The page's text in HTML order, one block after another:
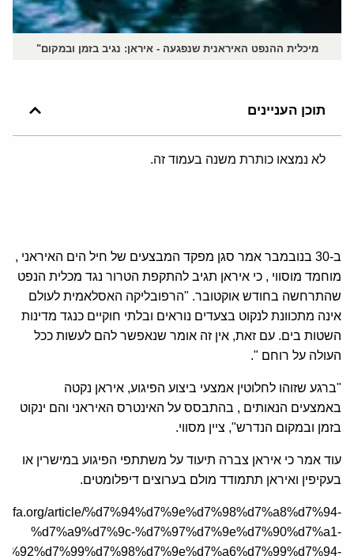
מיכלית ההנפט האיראנית שנפגעה - איראן: נגיב בזמן ובמקום"
תוכן העניינים
לא נמצאו כותרת משנה בעמוד זה.
ב-30 בנובמבר אמר סגן מפקד המבצעים של חיל הים האיראני ,
מוחמד מוסווי , כי איראן תגיב להתקפת הטרור נגד מכלית הנפט
שהתרחשה בחודש אוקטובר. "הרפובליקה האסלאמית לעולם
אינה מתכוונת לנקוט בצעדים נוראים ובלתי חוקיים כנגד מדינות
השטות בים. עם זאת, אין זה אומר שנאפשר להם לעשות ככל
העולה על רוחם ".
"ברגע שזוהו לחלוטין אמצעי ביצוע הפיגוע, איראן נקטה
באמצעים הנאותים , בהתבסס על האינטרס האיראני והם ינקוט
בזמן ובמקום הנדרש", ציין מסווי.
עוד אמר כי איראן צברה תיעוד על משתתפי הפיגוע במישרין או
בעקיפין ואיראן תתמודד מולם בערוצים דיפלומטים.
article/%d7%94%d7%9e%d7%98%d7%a8%d7%94-
%d7%a9%d7%9c-%d7%97%d7%9e%d7%90%d7%a1-